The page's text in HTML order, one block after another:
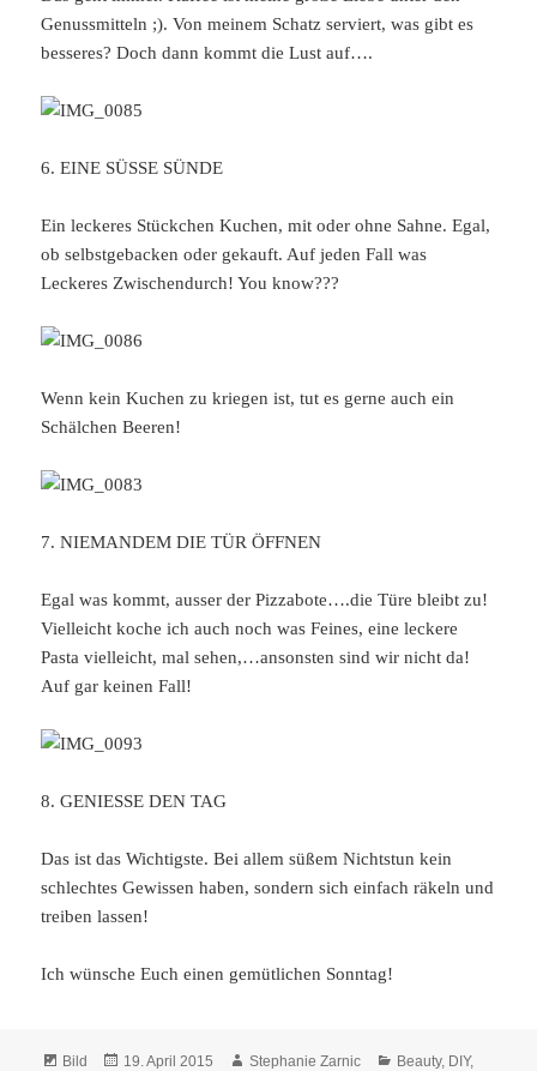
Genussmitteln ;). Von meinem Schatz serviert, was gibt es
besseres? Doch dann kommt die Lust auf….
6. EINE SÜSSE SÜNDE
Ein leckeres Stückchen Kuchen, mit oder ohne Sahne. Egal,
ob selbstgebacken oder gekauft. Auf jeden Fall was
Leckeres Zwischendurch! You know???
Wenn kein Kuchen zu kriegen ist, tut es gerne auch ein
Schälchen Beeren!
7. NIEMANDEM DIE TÜR ÖFFNEN
Egal was kommt, ausser der Pizzabote….die Türe bleibt zu!
Vielleicht koche ich auch noch was Feines, eine leckere
Pasta vielleicht, mal sehen,…ansonsten sind wir nicht da!
Auf gar keinen Fall!
8. GENIESSE DEN TAG
Das ist das Wichtigste. Bei allem süßem Nichtstun kein
schlechtes Gewissen haben, sondern sich einfach räkeln und
treiben lassen!
Ich wünsche Euch einen gemütlichen Sonntag!
Format
Bild
Veröffentlicht
19. April 2015 Autor
Stephanie Zarnic Kategorien
Beauty, DIY,